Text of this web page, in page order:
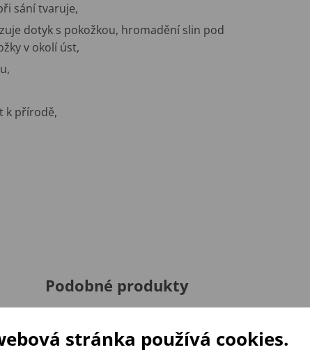
sání tvaruje,
dotyk s pokožkou, hromadění slin pod
v okolí úst,
k přírodě,
Podobné produkty
stránka používá cookies.